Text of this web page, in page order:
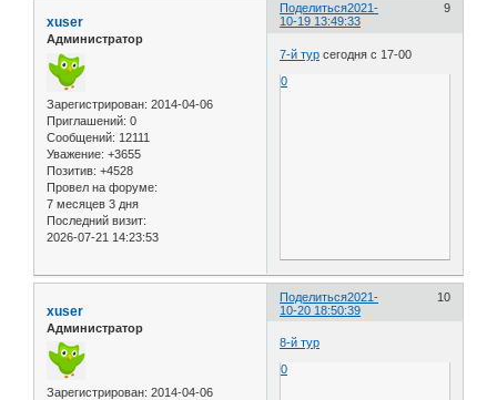
Поделиться 9
2021-
10-19 13:49:33
xuser
Администратор
Зарегистрирован: 2014-04-06
Приглашений: 0
Сообщений: 12111
Уважение: +3655
Позитив: +4528
Провел на форуме:
7 месяцев 3 дня
Последний визит:
2026-07-21 14:23:53
7-й тур сегодня с 17-00
0
Поделиться 10
2021-
10-20 18:50:39
xuser
Администратор
Зарегистрирован: 2014-04-06
8-й тур
0